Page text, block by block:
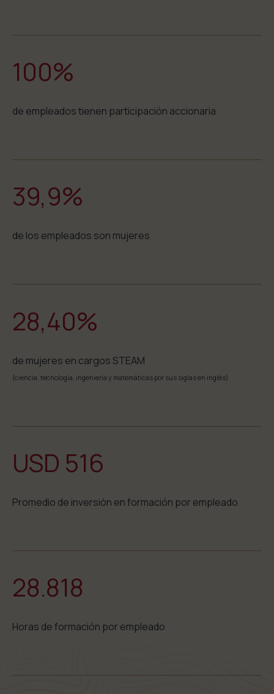
100%
de empleados tienen participación accionaria
39,9%
de los empleados son mujeres
28,40%
de mujeres en cargos STEAM
(ciencia, tecnología, ingeniería y matemáticas por sus siglas en inglés)
USD 516
Promedio de inversión en formación por empleado
28.818
Horas de formación por empleado